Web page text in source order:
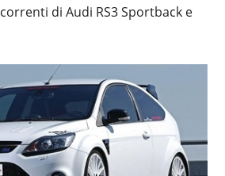
di Audi RS3 Sportback e